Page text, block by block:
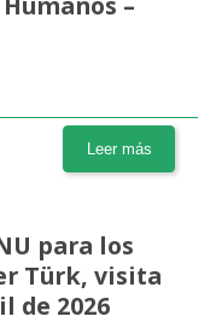
Leer más
para los
Türk, visita
de 2026